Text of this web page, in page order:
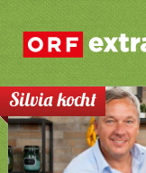
Silvia kocht